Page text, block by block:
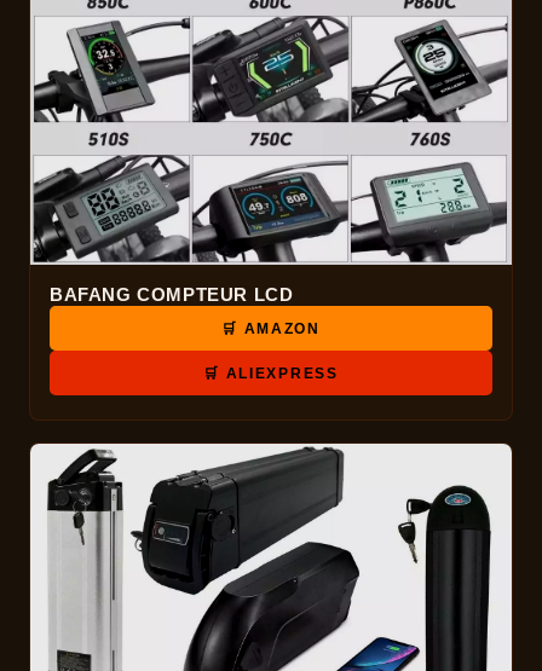
BAFANG COMPTEUR LCD
🛒 AMAZON
🛒 ALIEXPRESS